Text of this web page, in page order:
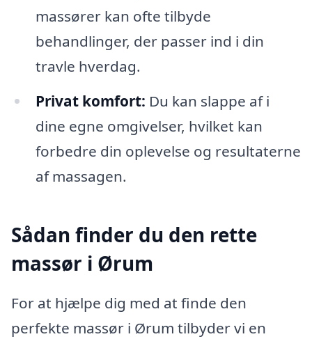
massører kan ofte tilbyde
behandlinger, der passer ind i din
travle hverdag.
Privat komfort: Du kan slappe af i
dine egne omgivelser, hvilket kan
forbedre din oplevelse og resultaterne
af massagen.
Sådan finder du den rette
massør i Ørum
For at hjælpe dig med at finde den
perfekte massør i Ørum tilbyder vi en